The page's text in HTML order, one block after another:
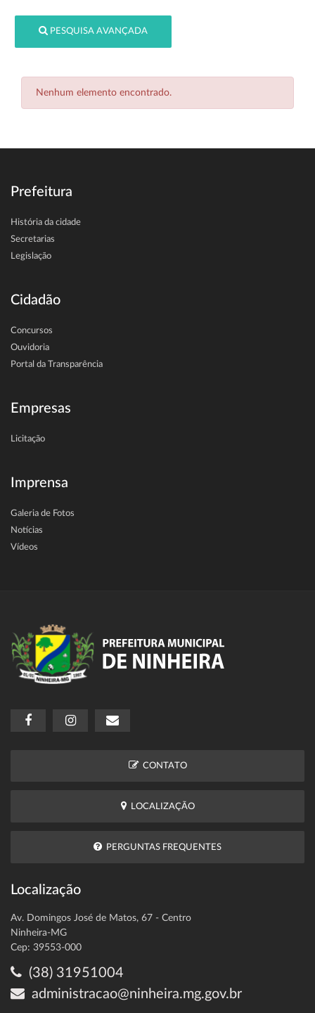
PESQUISA AVANÇADA
Nenhum elemento encontrado.
Prefeitura
História da cidade
Secretarias
Legislação
Cidadão
Concursos
Ouvidoria
Portal da Transparência
Empresas
Licitação
Imprensa
Galeria de Fotos
Notícias
Vídeos
CONTATO
LOCALIZAÇÃO
PERGUNTAS FREQUENTES
Localização
Av. Domingos José de Matos, 67 - Centro
Ninheira-MG
Cep: 39553-000
(38) 31951004
administracao@ninheira.mg.gov.br